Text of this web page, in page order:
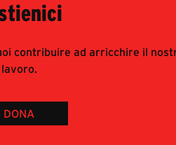
contribuire ad arricchire il
lavoro.
DONA